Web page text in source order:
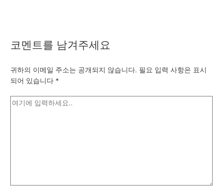
코멘트를 남겨주세요
귀하의 이메일 주소는 공개되지 않습니다. 필요 입력 사항은 표시
되어 있습니다 *